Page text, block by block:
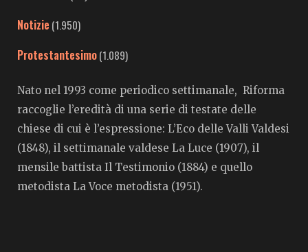
Notizie (1.950)
Protestantesimo(1.089)
Nato nel 1993 come periodico settimanale, Riforma
raccoglie l’eredità di una serie di testate delle
chiese di cui è l’espressione: L’Eco delle Valli Valdesi
(1848), il settimanale valdese La Luce (1907), il
mensile battista Il Testimonio (1884) e quello
metodista La Voce metodista (1951).